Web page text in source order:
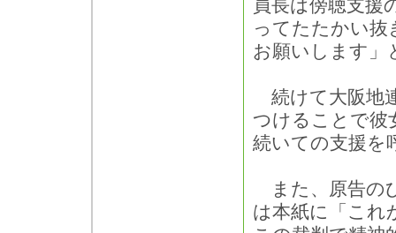
員長は傍聴支援
ってたたかい
お願いします」
続けて大阪地
つけることで彼
続いての支援を
また、原告の
は本紙に「これ